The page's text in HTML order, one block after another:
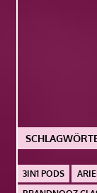
3IN1 PODS